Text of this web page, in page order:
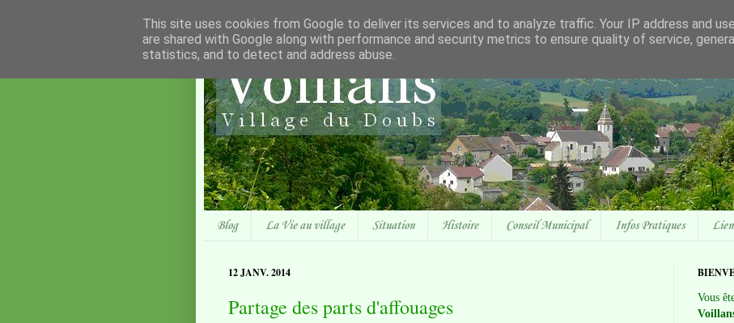
Blog La Vie au village Situation Histoire Conseil Municipal Infos Pratiques
12 JANV. 2014
Partage des parts d'affouages
Vous
This site uses cookies from Google to deliver its services and to analyze traffic. Your IP address and
are shared with Google along with performance and security metrics to ensure quality of service,
statistics, and to detect and address abuse.